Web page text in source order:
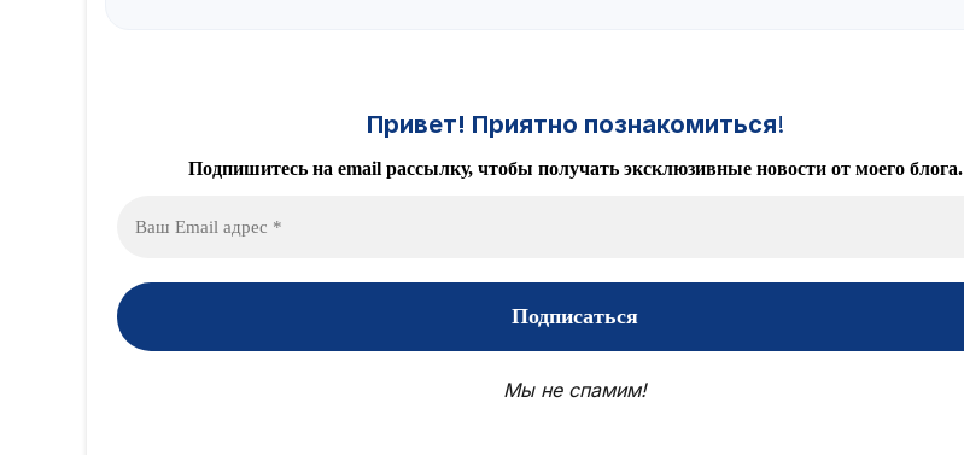
Привет! Приятно познакомиться!
Подпишитесь на email рассылку, чтобы получать эксклюзивные новости от моего блога.
Мы не спамим!